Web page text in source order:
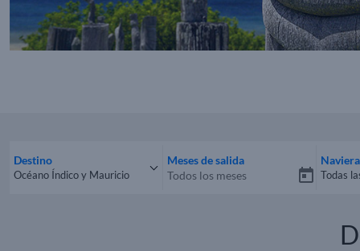
Destino
Océano Índico y Mauricio
Meses de salida Naviera
Todas